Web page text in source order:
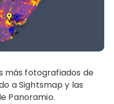
a Sightsmap y las
Panoramio.